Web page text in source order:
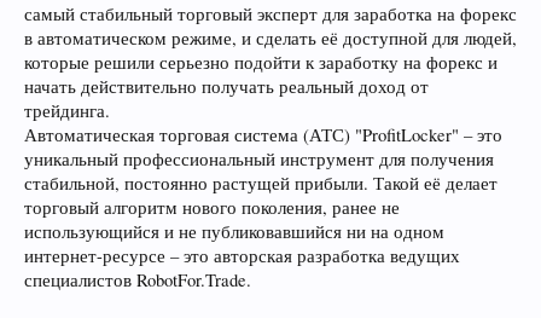
самый стабильный торговый эксперт для заработка на форекс
в автоматическом режиме, и сделать её доступной для людей,
которые решили серьезно подойти к заработку на форекс и
начать действительно получать реальный доход от
трейдинга.
Автоматическая торговая система (АТС) "ProfitLocker" – это
уникальный профессиональный инструмент для получения
стабильной, постоянно растущей прибыли. Такой её делает
торговый алгоритм нового поколения, ранее не
использующийся и не публиковавшийся ни на одном
интернет-ресурсе – это авторская разработка ведущих
специалистов RobotFor.Trade.